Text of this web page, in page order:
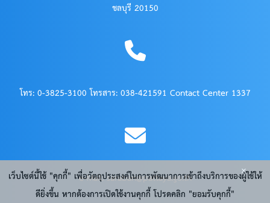
ชลบุรี 20150
โทร: 0-3825-3100 โทรสาร: 038-421591 Contact Center 1337
e-Mail: saraban@pattaya.go.th
เว็บไซต์นี้ใช้ "คุกกี้" เพื่อวัตถุประสงค์ในการพัฒนาการเข้าถึงบริการของผู้ใช้ให้
ดียิ่งขึ้น หากต้องการเปิดใช้งานคุกกี้ โปรดคลิก "ยอมรับคุกกี้"
x